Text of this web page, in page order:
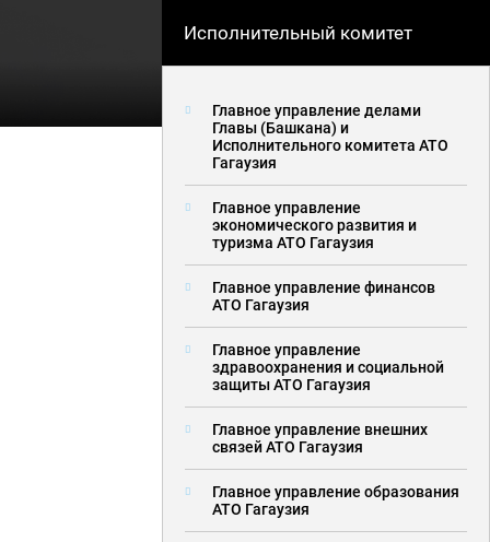
Исполнительный комитет
Главное управление делами
Главы (Башкана) и
Исполнительного комитета АТО
Гагаузия
Главное управление
экономического развития и
туризма АТО Гагаузия
Главное управление финансов
АТО Гагаузия
Главное управление
здравоохранения и социальной
защиты АТО Гагаузия
Главное управление внешних
связей АТО Гагаузия
Главное управление образования
АТО Гагаузия